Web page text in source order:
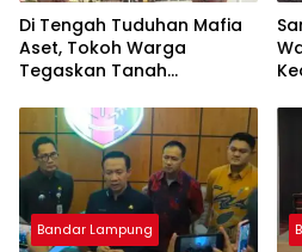
Di Tengah Tuduhan Mafia
Aset, Tokoh Warga
Tegaskan Tanah
Kini Dibangun SPBU Haji
Suef
Bandar Lampung